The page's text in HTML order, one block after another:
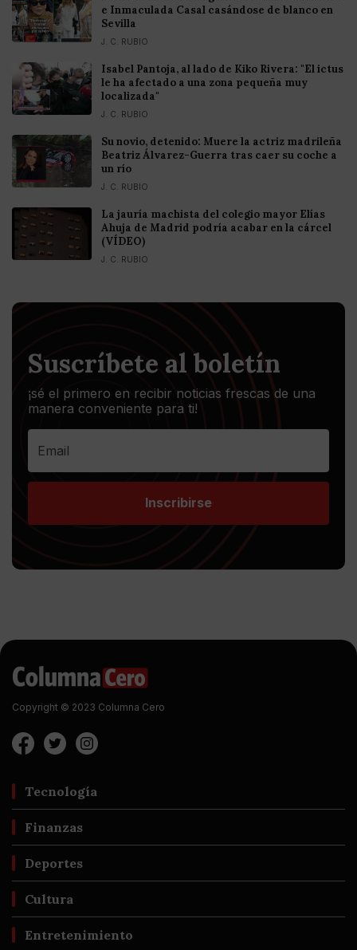
e Inmaculada Casal casándose de blanco en
Sevilla
J. C. RUBIO
Isabel Pantoja, al lado de Kiko Rivera: "El ictus
le ha afectado a una zona pequeña muy
localizada"
J. C. RUBIO
Su novio, detenido: Muere la actriz madrileña
Beatriz Álvarez-Guerra tras caer su coche a
un río
J. C. RUBIO
La jauría machista del colegio mayor Elías
Ahuja de Madrid podría acabar en la cárcel
(VÍDEO)
J. C. RUBIO
Suscríbete al boletín
¡sé el primero en recibir noticias frescas de una
manera conveniente para ti!
Inscribirse
Copyright © 2023 Columna Cero
Tecnología
Finanzas
Deportes
Cultura
Entretenimiento